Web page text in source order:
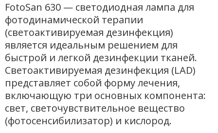
FotoSan 630 — светодиодная лампа для
фотодинамической терапии
(светоактивируемая дезинфекция)
является идеальным решением для
быстрой и легкой дезинфекции тканей.
Светоактивируемая дезинфекция (LAD)
представляет собой форму лечения,
включающую три основных компонента:
свет, светочувствительное вещество
(фотосенсибилизатор) и кислород.